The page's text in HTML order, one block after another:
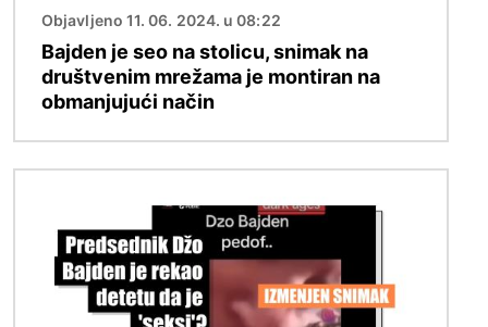
Objavljeno 11. 06. 2024. u 08:22
Bajden je seo na stolicu, snimak na
društvenim mrežama je montiran na
obmanjujući način